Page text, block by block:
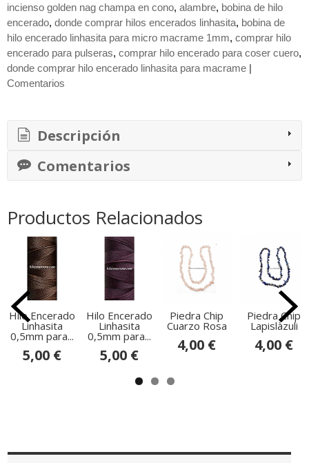
incienso golden nag champa en cono alambre bobina de hilo
encerado donde comprar hilos encerados linhasita bobina de
hilo encerado linhasita para micro macrame 1mm comprar hilo
encerado para pulseras comprar hilo encerado para coser cuero
donde comprar hilo encerado linhasita para macrame |
Comentarios
Descripción
Comentarios
Productos Relacionados
Hilo Encerado
Linhasita
0,5mm para...
5,00 €
Hilo Encerado
Linhasita
0,5mm para...
5,00 €
Piedra Chip
Cuarzo Rosa
4,00 €
Piedra Chip
Lapislàzuli
4,00 €